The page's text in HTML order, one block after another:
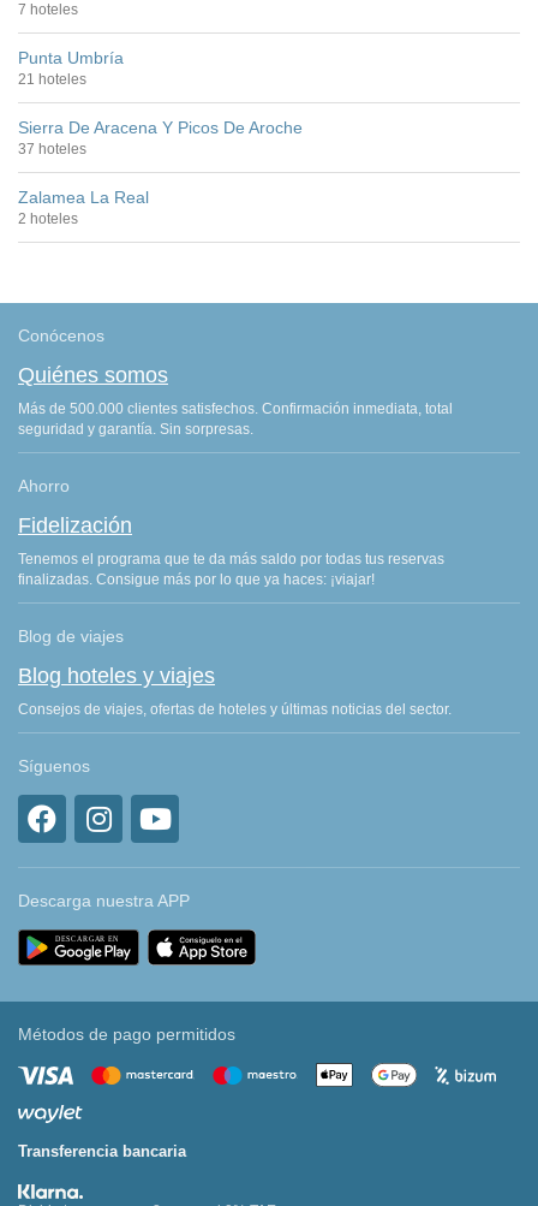
7 hoteles
Punta Umbría
21 hoteles
Sierra De Aracena Y Picos De Aroche
37 hoteles
Zalamea La Real
2 hoteles
Conócenos
Quiénes somos
Más de 500.000 clientes satisfechos. Confirmación inmediata, total
seguridad y garantía. Sin sorpresas.
Ahorro
Fidelización
Tenemos el programa que te da más saldo por todas tus reservas
finalizadas. Consigue más por lo que ya haces: ¡viajar!
Blog de viajes
Blog hoteles y viajes
Consejos de viajes, ofertas de hoteles y últimas noticias del sector.
Síguenos
Descarga nuestra APP
Métodos de pago permitidos
Transferencia bancaria